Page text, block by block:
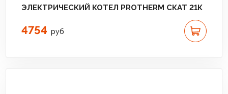
ЭЛЕКТРИЧЕСКИЙ КОТЕЛ PROTHERM СКАТ 21К
4754 руб